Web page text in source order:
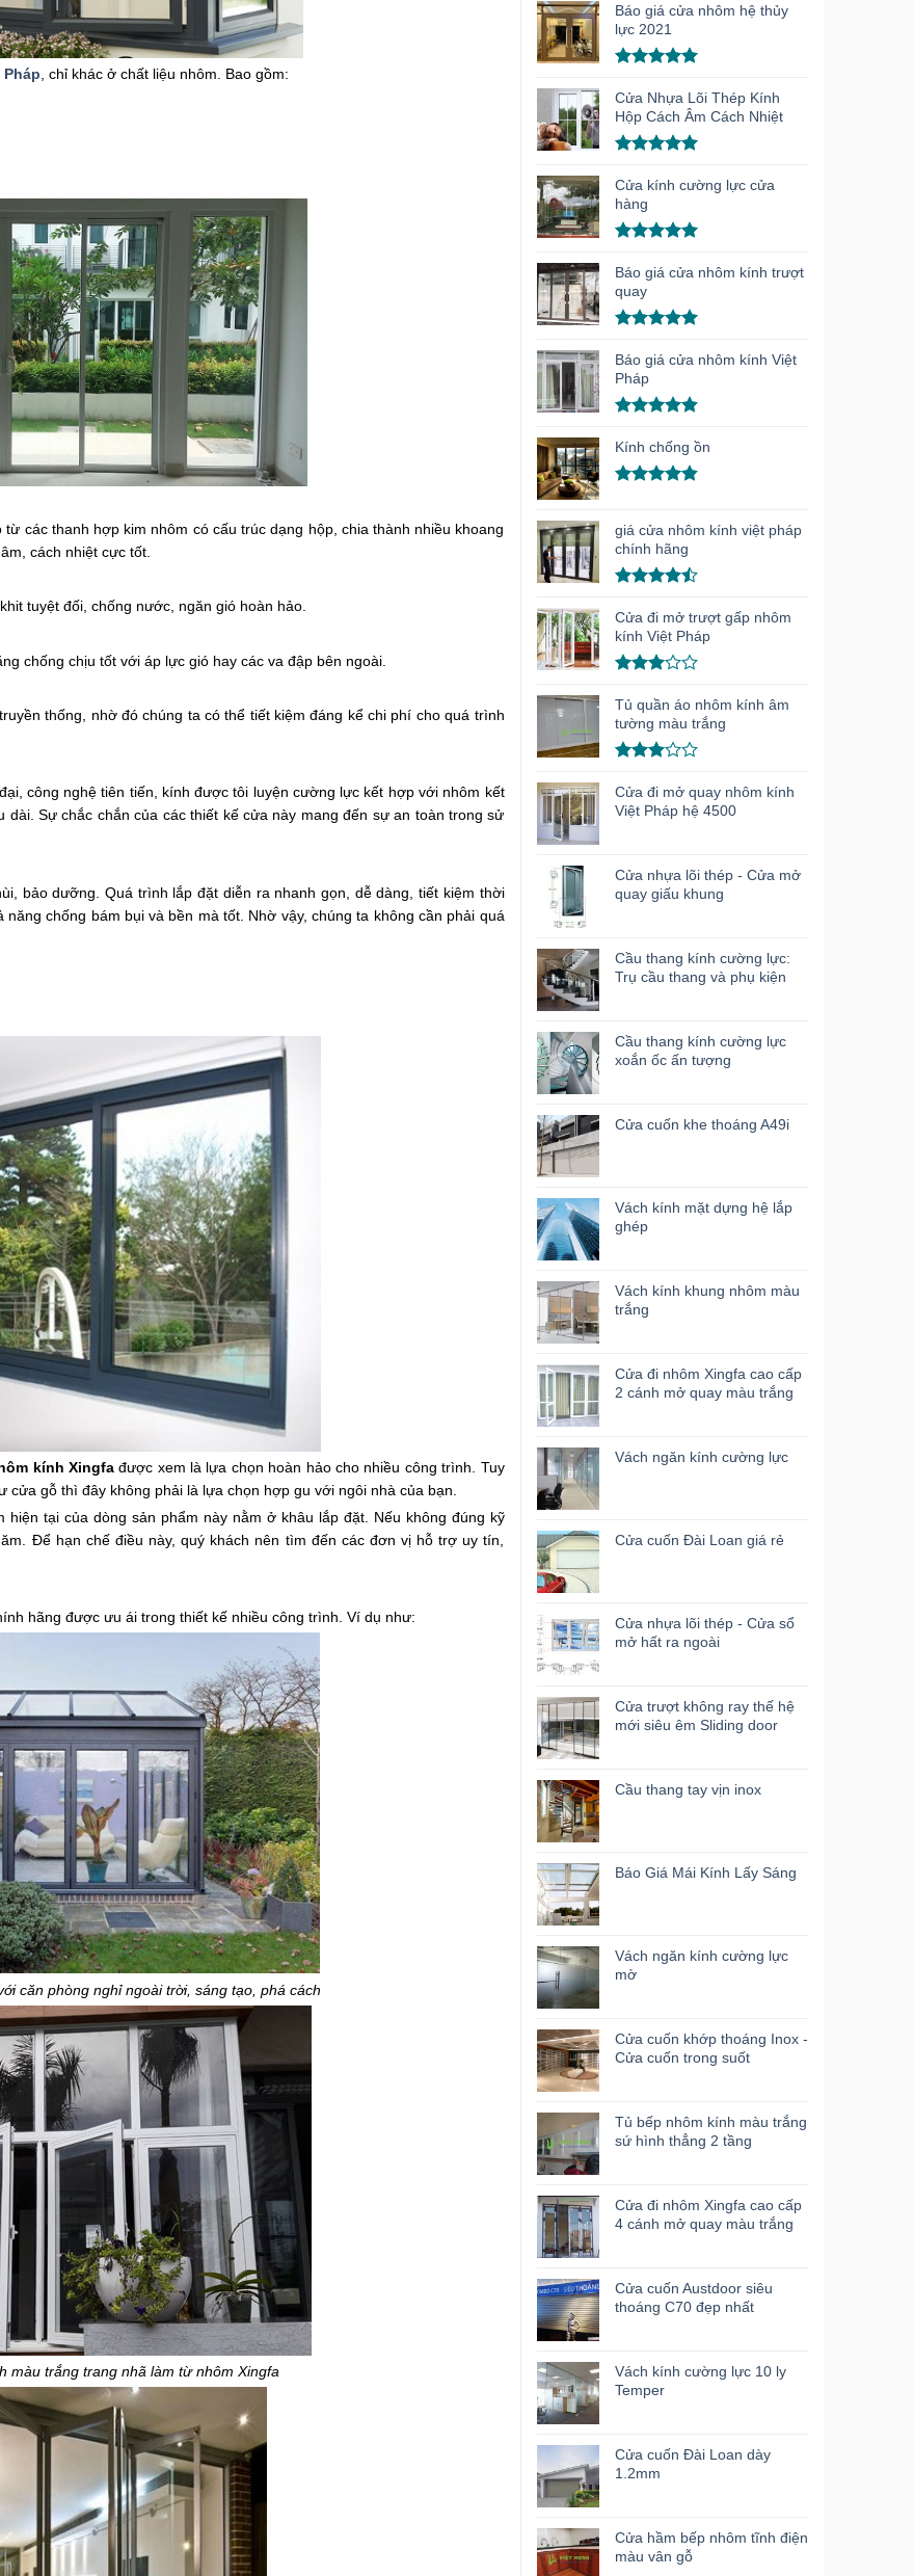
, chỉ khác ở chất liệu nhôm. Bao gồm:
từ các thanh hợp kim nhôm có cấu trúc dạng hộp, chia thành nhiều khoang
cách nhiệt cực tốt.
tuyệt đối, chống nước, ngăn gió hoàn hảo.
chống chịu tốt với áp lực gió hay các va đập bên ngoài.
thống, nhờ đó chúng ta có thể tiết kiệm đáng kể chi phí cho quá trình
công nghệ tiên tiến, kính được tôi luyện cường lực kết hợp với nhôm kết
Sự chắc chắn của các thiết kế cửa này mang đến sự an toàn trong sử
bảo dưỡng. Quá trình lắp đặt diễn ra nhanh gọn, dễ dàng, tiết kiệm thời
chống bám bụi và bền mà tốt. Nhờ vậy, chúng ta không cần phải quá
kính Xingfađược xem là lựa chọn hoàn hảo cho nhiều công trình. Tuy
gỗ thì đây không phải là lựa chọn hợp gu với ngôi nhà của bạn.
tại của dòng sản phẩm này nằm ở khâu lắp đặt. Nếu không đúng kỹ
Để hạn chế điều này, quý khách nên tìm đến các đơn vị hỗ trợ uy tín,
hãng được ưu ái trong thiết kế nhiều công trình. Ví dụ như:
căn phòng nghỉ ngoài trời, sáng tạo, phá cách
màu trắng trang nhã làm từ nhôm Xingfa
hạng5.00
5 sao
Báo giá cửa nhôm hệ thủy
lực 2021
hạng5.00
5 sao
Cửa Nhựa Lõi Thép Kính
Hộp Cách Âm Cách Nhiệt
hạng5.00
5 sao
Cửa kính cường lực cửa
hàng
hạng5.00
5 sao
Báo giá cửa nhôm kính trượt
quay
hạng5.00
5 sao
Báo giá cửa nhôm kính Việt
Pháp
hạng4.91
5 sao
Kính chống ồn
5 sao
giá cửa nhôm kính việt pháp
chính hãng
hạng4.50
5 sao
Cửa đi mở trượt gấp nhôm
kính Việt Pháp
xếp
hạng
3.00 5
sao
Tủ quần áo nhôm kính âm
tường màu trắng
xếp
hạng
Cửa đi mở quay nhôm kính
Việt Pháp hệ 4500
Cửa nhựa lõi thép - Cửa mở
quay giấu khung
Cầu thang kính cường lực:
Trụ cầu thang và phụ kiện
Cầu thang kính cường lực
xoắn ốc ấn tượng
Cửa cuốn khe thoáng A49i
Vách kính mặt dựng hệ lắp
ghép
Vách kính khung nhôm màu
trắng
Cửa đi nhôm Xingfa cao cấp
2 cánh mở quay màu trắng
Vách ngăn kính cường lực
Cửa cuốn Đài Loan giá rẻ
Cửa nhựa lõi thép - Cửa sổ
mở hất ra ngoài
Cửa trượt không ray thế hệ
mới siêu êm Sliding door
Cầu thang tay vịn inox
Báo Giá Mái Kính Lấy Sáng
Vách ngăn kính cường lực
mờ
Cửa cuốn khớp thoáng Inox -
Cửa cuốn trong suốt
Tủ bếp nhôm kính màu trắng
sứ hình thẳng 2 tầng
Cửa đi nhôm Xingfa cao cấp
4 cánh mở quay màu trắng
Cửa cuốn Austdoor siêu
thoáng C70 đẹp nhất
Vách kính cường lực 10 ly
Temper
Cửa cuốn Đài Loan dày
1.2mm
Cửa hầm bếp nhôm tĩnh điện
màu vân gỗ